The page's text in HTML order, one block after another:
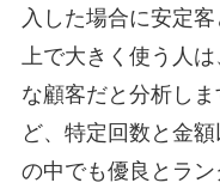
入した場合に安定
上で大きく使う人
な顧客だと分析し
ど、特定回数と金
の中でも優良とラ